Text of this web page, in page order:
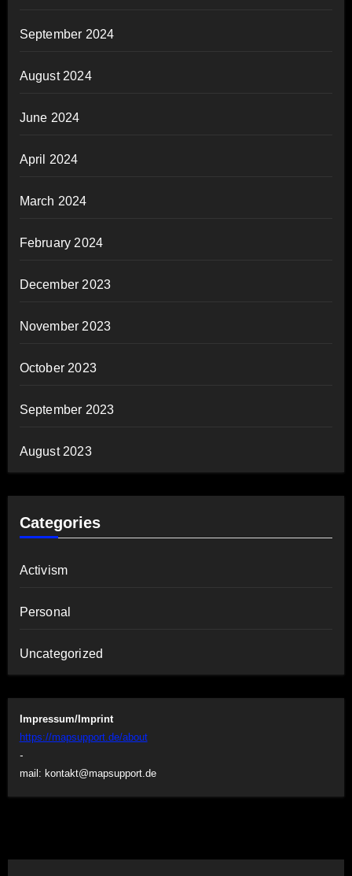
September 2024
August 2024
June 2024
April 2024
March 2024
February 2024
December 2023
November 2023
October 2023
September 2023
August 2023
Categories
Activism
Personal
Uncategorized
Impressum/Imprint
https://mapsupport.de/about
-
mail: kontakt@mapsupport.de